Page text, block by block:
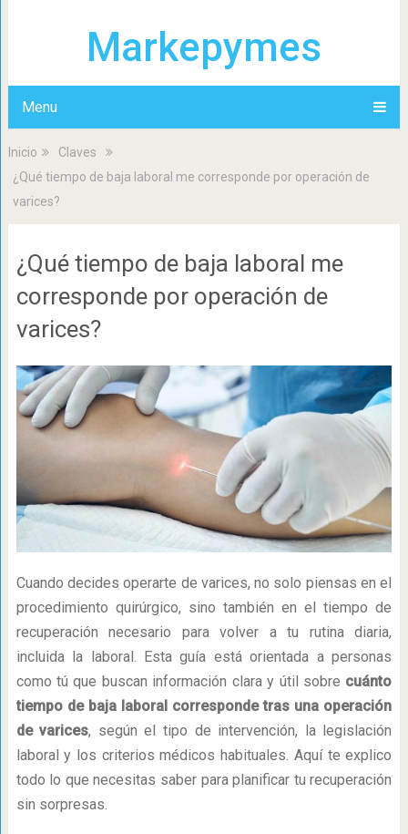
Markepymes
Menu
Inicio
Claves
¿Qué tiempo de baja laboral me corresponde por operación de
varices?
¿Qué tiempo de baja laboral me
corresponde por operación de
varices?
Cuando decides operarte de varices, no solo piensas en el
procedimiento quirúrgico, sino también en el tiempo de
recuperación necesario para volver a tu rutina diaria,
incluida la laboral. Esta guía está orientada a personas
como tú que buscan información clara y útil sobre cuánto
tiempo de baja laboral corresponde tras una operación
de varices, según el tipo de intervención, la legislación
laboral y los criterios médicos habituales. Aquí te explico
todo lo que necesitas saber para planificar tu recuperación
sin sorpresas.